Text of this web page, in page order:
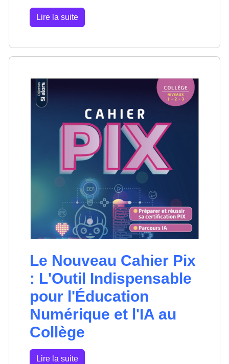
Lire la suite
Le Nouveau Cahier Pix
: L'Outil Indispensable
pour l'Éducation
Numérique et l'IA au
Collège
Lire la suite